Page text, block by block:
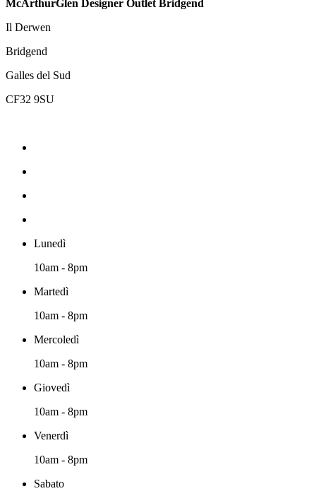
McArthurGlen Designer Outlet Bridgend
Il Derwen
Bridgend
Galles del Sud
CF32 9SU
Lunedì
10am - 8pm
Martedì
10am - 8pm
Mercoledì
10am - 8pm
Giovedì
10am - 8pm
Venerdì
10am - 8pm
Sabato